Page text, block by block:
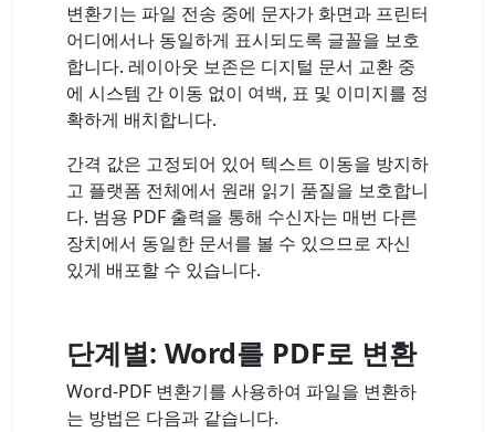
변환기는 파일 전송 중에 문자가 화면과 프린터
어디에서나 동일하게 표시되도록 글꼴을 보호
합니다. 레이아웃 보존은 디지털 문서 교환 중
에 시스템 간 이동 없이 여백, 표 및 이미지를 정
확하게 배치합니다.
간격 값은 고정되어 있어 텍스트 이동을 방지하
고 플랫폼 전체에서 원래 읽기 품질을 보호합니
다. 범용 PDF 출력을 통해 수신자는 매번 다른
장치에서 동일한 문서를 볼 수 있으므로 자신
있게 배포할 수 있습니다.
단계별: Word를 PDF로 변환
Word-PDF 변환기를 사용하여 파일을 변환하
는 방법은 다음과 같습니다.